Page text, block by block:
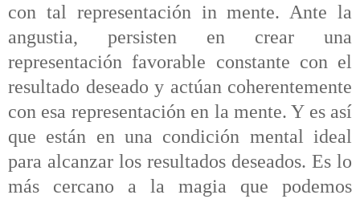
con tal representación in mente. Ante la
angustia, persisten en crear una
representación favorable constante con el
resultado deseado y actúan coherentemente
con esa representación en la mente. Y es así
que están en una condición mental ideal
para alcanzar los resultados deseados. Es lo
más cercano a la magia que podemos